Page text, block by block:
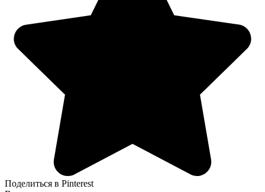
Поделиться в Pinterest